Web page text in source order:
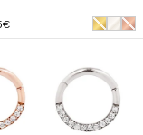
Or
jaune
Or
rose